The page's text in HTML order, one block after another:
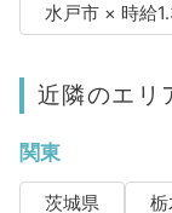
水戸市 × 時給
近隣のエリ
関東
茨城県 栃